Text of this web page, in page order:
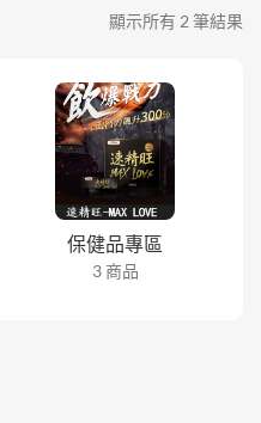
顯示所有 2 筆結果
保健品專區
3 商品